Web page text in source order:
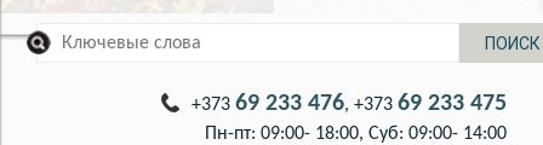
+373 69 233 476, +373 69 233 475
Пн-пт: 09:00- 18:00, Суб: 09:00- 14:00